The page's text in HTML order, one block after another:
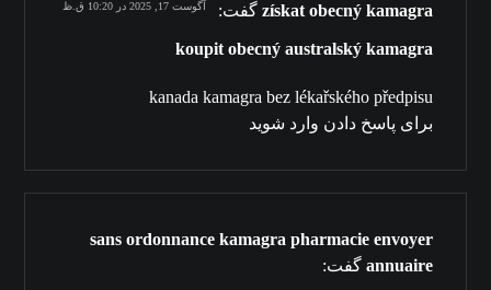
získat obecný kamagra گفت: آگوست 17, 2025 در 10:20 ق.ظ
koupit obecný australský kamagra
kanada kamagra bez lékařského předpisu
برای پاسخ دادن وارد شوید
sans ordonnance kamagra pharmacie envoyer
annuaire گفت: